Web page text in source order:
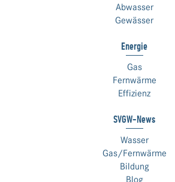
Abwasser
Gewässer
Energie
Gas
Fernwärme
Effizienz
SVGW-News
Wasser
Gas/Fernwärme
Bildung
Blog